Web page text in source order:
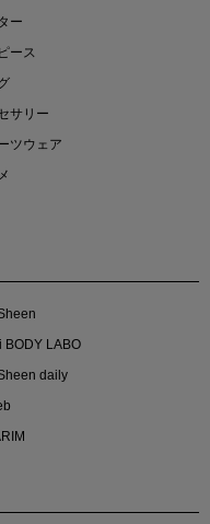
ー
ース
サリー
ツウェア
BODY LABO
daily